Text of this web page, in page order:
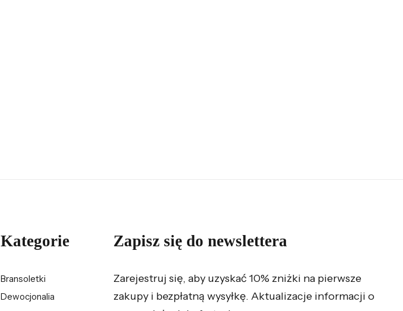
Kategorie
Bransoletki
Dewocjonalia
Zapisz się do newslettera
Zarejestruj się, aby uzyskać 10% zniżki na pierwsze
zakupy i bezpłatną wysyłkę. Aktualizacje informacji o